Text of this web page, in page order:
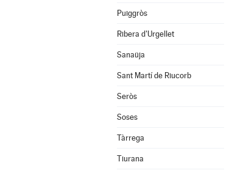
Puiggròs
Ribera d'Urgellet
Sanaüja
Sant Martí de Riucorb
Seròs
Soses
Tàrrega
Tiurana